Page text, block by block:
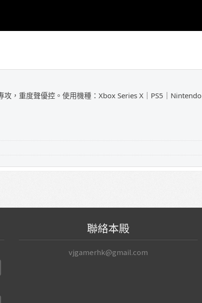
攻，重度聲優控。使用機種：Xbox Series X｜PS5｜Nintendo
聯絡本殿
vjgamerhk@gmail.com